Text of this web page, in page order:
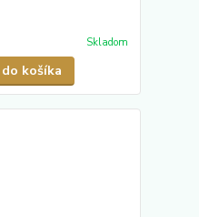
Skladom
košíka